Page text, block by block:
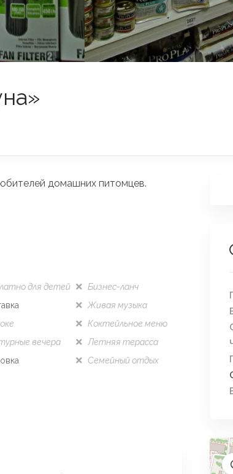
домашних питомцев.
для детей
Бизнес-ланч
Живая музыка
Коктейльное меню
вечера
Летняя терасса
Семейный отдых